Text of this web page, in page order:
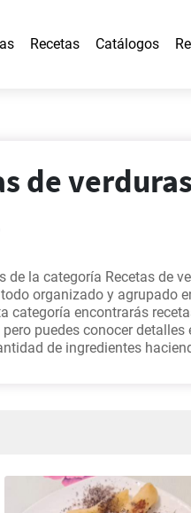
Recetas Catálogos
de
de la categoría Recetas de
organizado y agrupado
categoría encontrarás
puedes conocer
de ingredientes